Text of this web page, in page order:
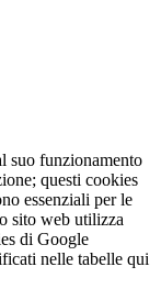
suo funzionamento
questi cookies
essenziali per le
sito web utilizza
di Google
nelle tabelle qui